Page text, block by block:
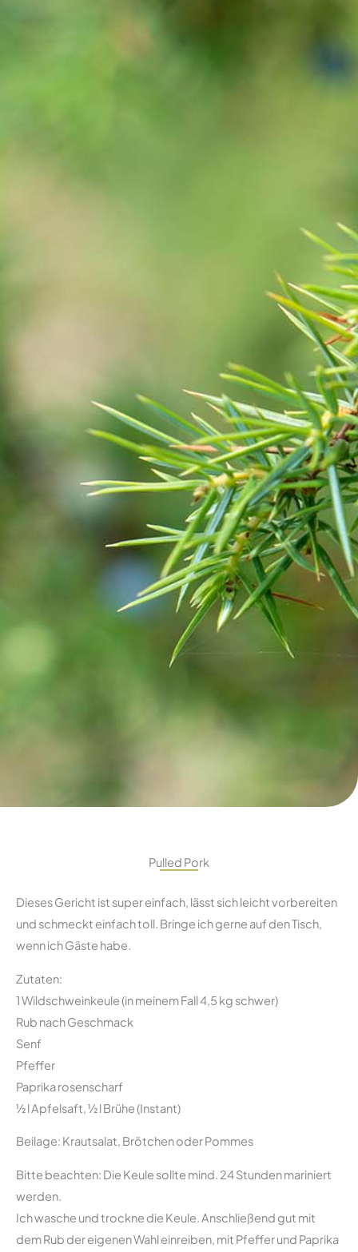
Pulled Pork
Dieses Gericht ist super einfach, lässt sich leicht vorbereiten
und schmeckt einfach toll. Bringe ich gerne auf den Tisch,
wenn ich Gäste habe.
Zutaten:
1 Wildschweinkeule (in meinem Fall 4,5 kg schwer)
Rub nach Geschmack
Senf
Pfeffer
Paprika rosenscharf
½ l Apfelsaft, ½ l Brühe (Instant)
Beilage: Krautsalat, Brötchen oder Pommes
Bitte beachten: Die Keule sollte mind. 24 Stunden mariniert
werden.
Ich wasche und trockne die Keule. Anschließend gut mit
dem Rub der eigenen Wahl einreiben, mit Pfeffer und Paprika